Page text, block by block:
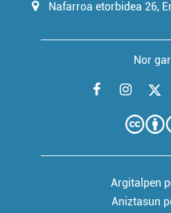
Nafarroa etorbidea 26,
Nor
Argitalpen
Aniztasun